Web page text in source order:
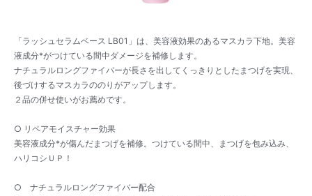
「ラッシュセラムベース LB01」は、美容液効果のあるマスカラ下地。美容
液成分*がつけている間中ダメージを補修します。
ナチュラルロングファイバーが長さを出してくっきりとしたまつげを実現、
後づけするマスカラののりがアップします。
２品の併せ使いがお薦めです。
○ リペアモイスチャー効果
美容液成分*が傷んだまつげを補修。つけている間中、まつげを包み込み、
ハリコシＵＰ！
○ ナチュラルロングファイバー配合